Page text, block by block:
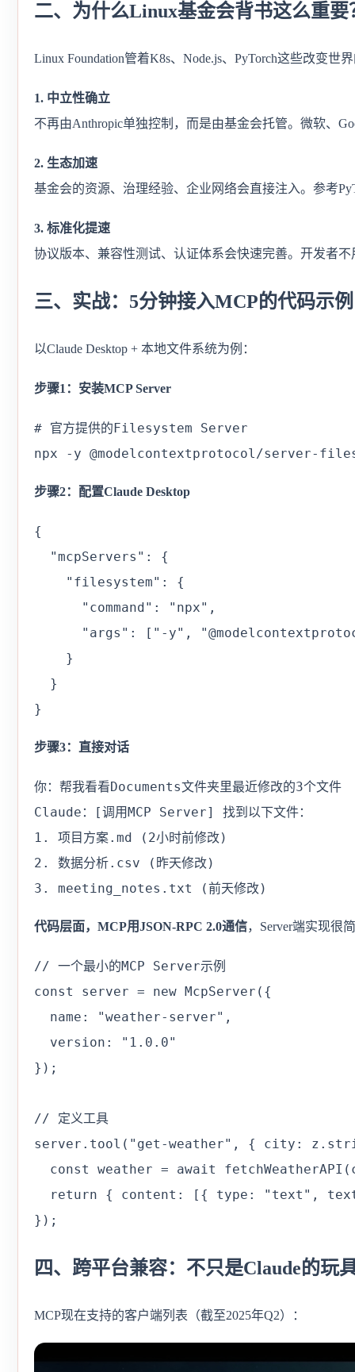
二、为什么Linux基金会背书这么重要
Linux Foundation管着K8s、Node.js、PyTorch这些改变
1. 中立性确立
不再由Anthropic单独控制，而是由基金会托管。微软、
2. 生态加速
基金会的资源、治理经验、企业网络会直接注入。参考
3. 标准化提速
协议版本、兼容性测试、认证体系会快速完善。开发者不
三、实战：5分钟接入MCP的代码示例
以Claude Desktop + 本地文件系统为例：
步骤1：安装MCP Server
# 官方提供的Filesystem Server
npx -y @modelcontextprotocol/server-
步骤2：配置Claude Desktop
{
  "mcpServers": {
    "filesystem": {
      "command": "npx",
"args": ["-y",
    }
  }
}
步骤3：直接对话
你：帮我看看Documents文件夹里最近修改的3个文件
Claude：[调用MCP Server] 找到以下文件：
1. 项目方案.md (2小时前修改)
2. 数据分析.csv (昨天修改)
3. meeting_notes.txt (前天修改)
代码层面，MCP用JSON-RPC 2.0通信，Server端实现很
// 一个最小的MCP Server示例
const server = new McpServer({
  name: "weather-server",
  version: "1.0.0"
});
// 定义工具
server.tool("get-weather", { city:
const weather = await
return { content: [{ type: "text",
});
四、跨平台兼容：不只是Claude的玩
MCP现在支持的客户端列表（截至2025年Q2）：